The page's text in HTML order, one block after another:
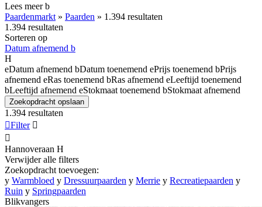
Lees meerb
Paardenmarkt » Paarden » 1.394 resultaten
1.394 resultaten
Sorteren op
Datum afnemend b
H
eDatum afnemend bDatum toenemend ePrijs toenemend bPrijs
afnemend eRas toenemend bRas afnemend eLeeftijd toenemend
bLeeftijd afnemend eStokmaat toenemend bStokmaat afnemend
Zoekopdracht opslaan
1.394 resultaten
Filter 

Hannoveraan H
Verwijder alle filters
Zoekopdracht toevoegen:
y Warmbloed y Dressuurpaarden y Merrie y Recreatiepaarden y
Ruin y Springpaarden
Blikvangers